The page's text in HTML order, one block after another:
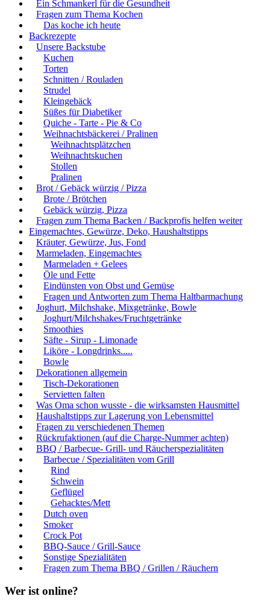
Ein Schmankerl für die Gesundheit
Fragen zum Thema Kochen
Das koche ich heute
Backrezepte
Unsere Backstube
Kuchen
Torten
Schnitten / Rouladen
Strudel
Kleingebäck
Süßes für Diabetiker
Quiche - Tarte - Pie & Co
Weihnachtsbäckerei / Pralinen
Weihnachtsplätzchen
Weihnachtskuchen
Stollen
Pralinen
Brot / Gebäck würzig / Pizza
Brote / Brötchen
Gebäck würzig, Pizza
Fragen zum Thema Backen / Backprofis helfen weiter
Eingemachtes, Gewürze, Deko, Haushaltstipps
Kräuter, Gewürze, Jus, Fond
Marmeladen, Eingemachtes
Marmeladen + Gelees
Öle und Fette
Eindünsten von Obst und Gemüse
Fragen und Antworten zum Thema Haltbarmachung
Joghurt, Milchshake, Mixgetränke, Bowle
Joghurt/Milchshakes/Fruchtgetränke
Smoothies
Säfte - Sirup - Limonade
Liköre - Longdrinks.....
Bowle
Dekorationen allgemein
Tisch-Dekorationen
Servietten falten
Was Oma schon wusste - die wirksamsten Hausmittel
Haushaltstipps zur Lagerung von Lebensmittel
Fragen zu verschiedenen Themen
Rückrufaktionen (auf die Charge-Nummer achten)
BBQ / Barbecue- Grill- und Räucherspezialitäten
Barbecue / Spezialitäten vom Grill
Rind
Schwein
Geflügel
Gehacktes/Mett
Dutch oven
Smoker
Crock Pot
BBQ-Sauce / Grill-Sauce
Sonstige Spezialitäten
Fragen zum Thema BBQ / Grillen / Räuchern
Wer ist online?